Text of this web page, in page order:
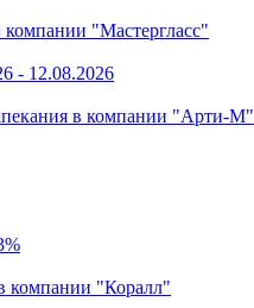
"Мастергласс"
- 12.08.2026
в компании "Арти-М"
компании "Коралл"